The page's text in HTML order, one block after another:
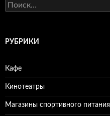
Н
а
иРУБРИКИ
Кафе
Кинотеатры
Магазины спортивного питания